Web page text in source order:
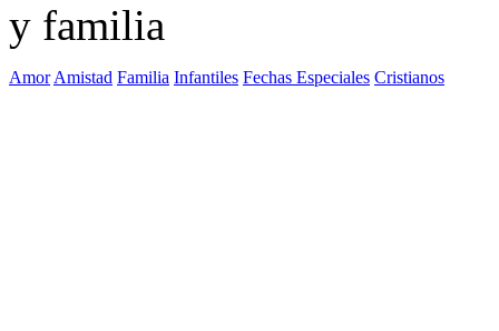
y familia
Amor Amistad Familia Infantiles Fechas Especiales Cristianos